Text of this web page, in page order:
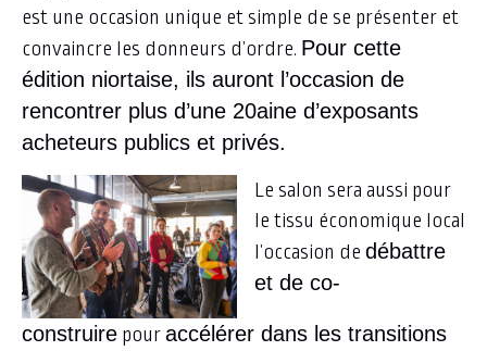
est une occasion unique et simple de se présenter et
convaincre les donneurs d’ordre. Pour cette
édition niortaise, ils auront l’occasion de
rencontrer plus d’une 20aine d’exposants
acheteurs publics et privés.
Le salon sera aussi pour
le tissu économique local
l’occasion de débattre
et de co-
construire pour accélérer dans les transitions